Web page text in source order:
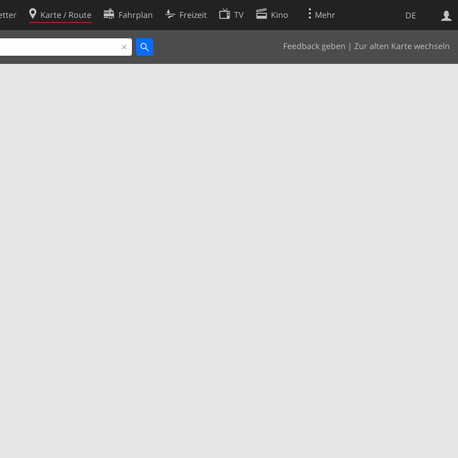
DE
Karte / Route Fahrplan Freizeit TV Kino Mehr
Feedback geben | Zur alten Karte wechseln
Websuche
Cookie-Richtlinie
Cookie-Einstellungen